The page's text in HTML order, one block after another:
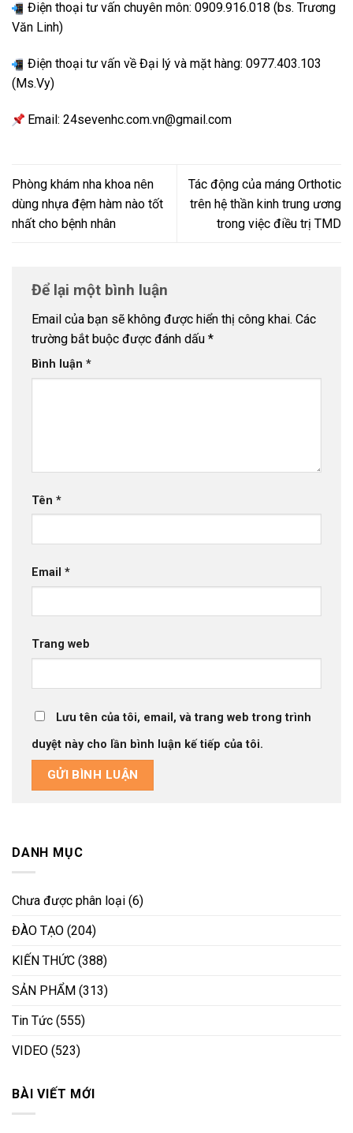
Điện thoại tư vấn chuyên môn: 0909.916.018 (bs. Trương
Văn Linh)
Điện thoại tư vấn về Đại lý và mặt hàng: 0977.403.103
(Ms.Vy)
Email: 24sevenhc.com.vn@gmail.com
Phòng khám nha khoa nên
dùng nhựa đệm hàm nào tốt
nhất cho bệnh nhân
Tác động của máng Orthotic
trên hệ thần kinh trung ương
trong việc điều trị TMD
Để lại một bình luận
Email của bạn sẽ không được hiển thị công khai. Các
trường bắt buộc được đánh dấu *
Bình luận *
Tên *
Email *
Trang web
Lưu tên của tôi, email, và trang web trong trình
duyệt này cho lần bình luận kế tiếp của tôi.
DANH MỤC
Chưa được phân loại (6)
ĐÀO TẠO (204)
KIẾN THỨC (388)
SẢN PHẨM (313)
Tin Tức (555)
VIDEO (523)
BÀI VIẾT MỚI